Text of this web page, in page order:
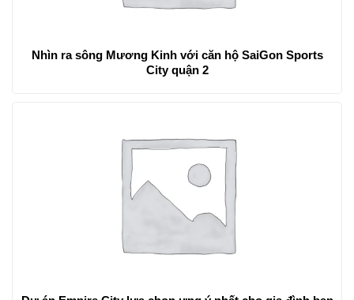
Nhìn ra sông Mương Kinh với căn hộ SaiGon Sports
City quận 2